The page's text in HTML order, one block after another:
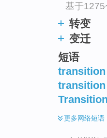
基于1275
转变
变迁
短语
更多网络短语